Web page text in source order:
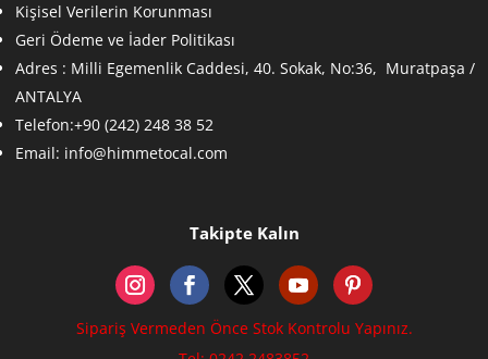
Kişisel Verilerin Korunması
Geri Ödeme ve İader Politikası
Adres : Milli Egemenlik Caddesi, 40. Sokak, No:36, Muratpaşa /
ANTALYA
Telefon:+90 (242) 248 38 52
Email: info@himmetocal.com
Takipte Kalın
Sipariş Vermeden Önce Stok Kontrolu Yapınız.